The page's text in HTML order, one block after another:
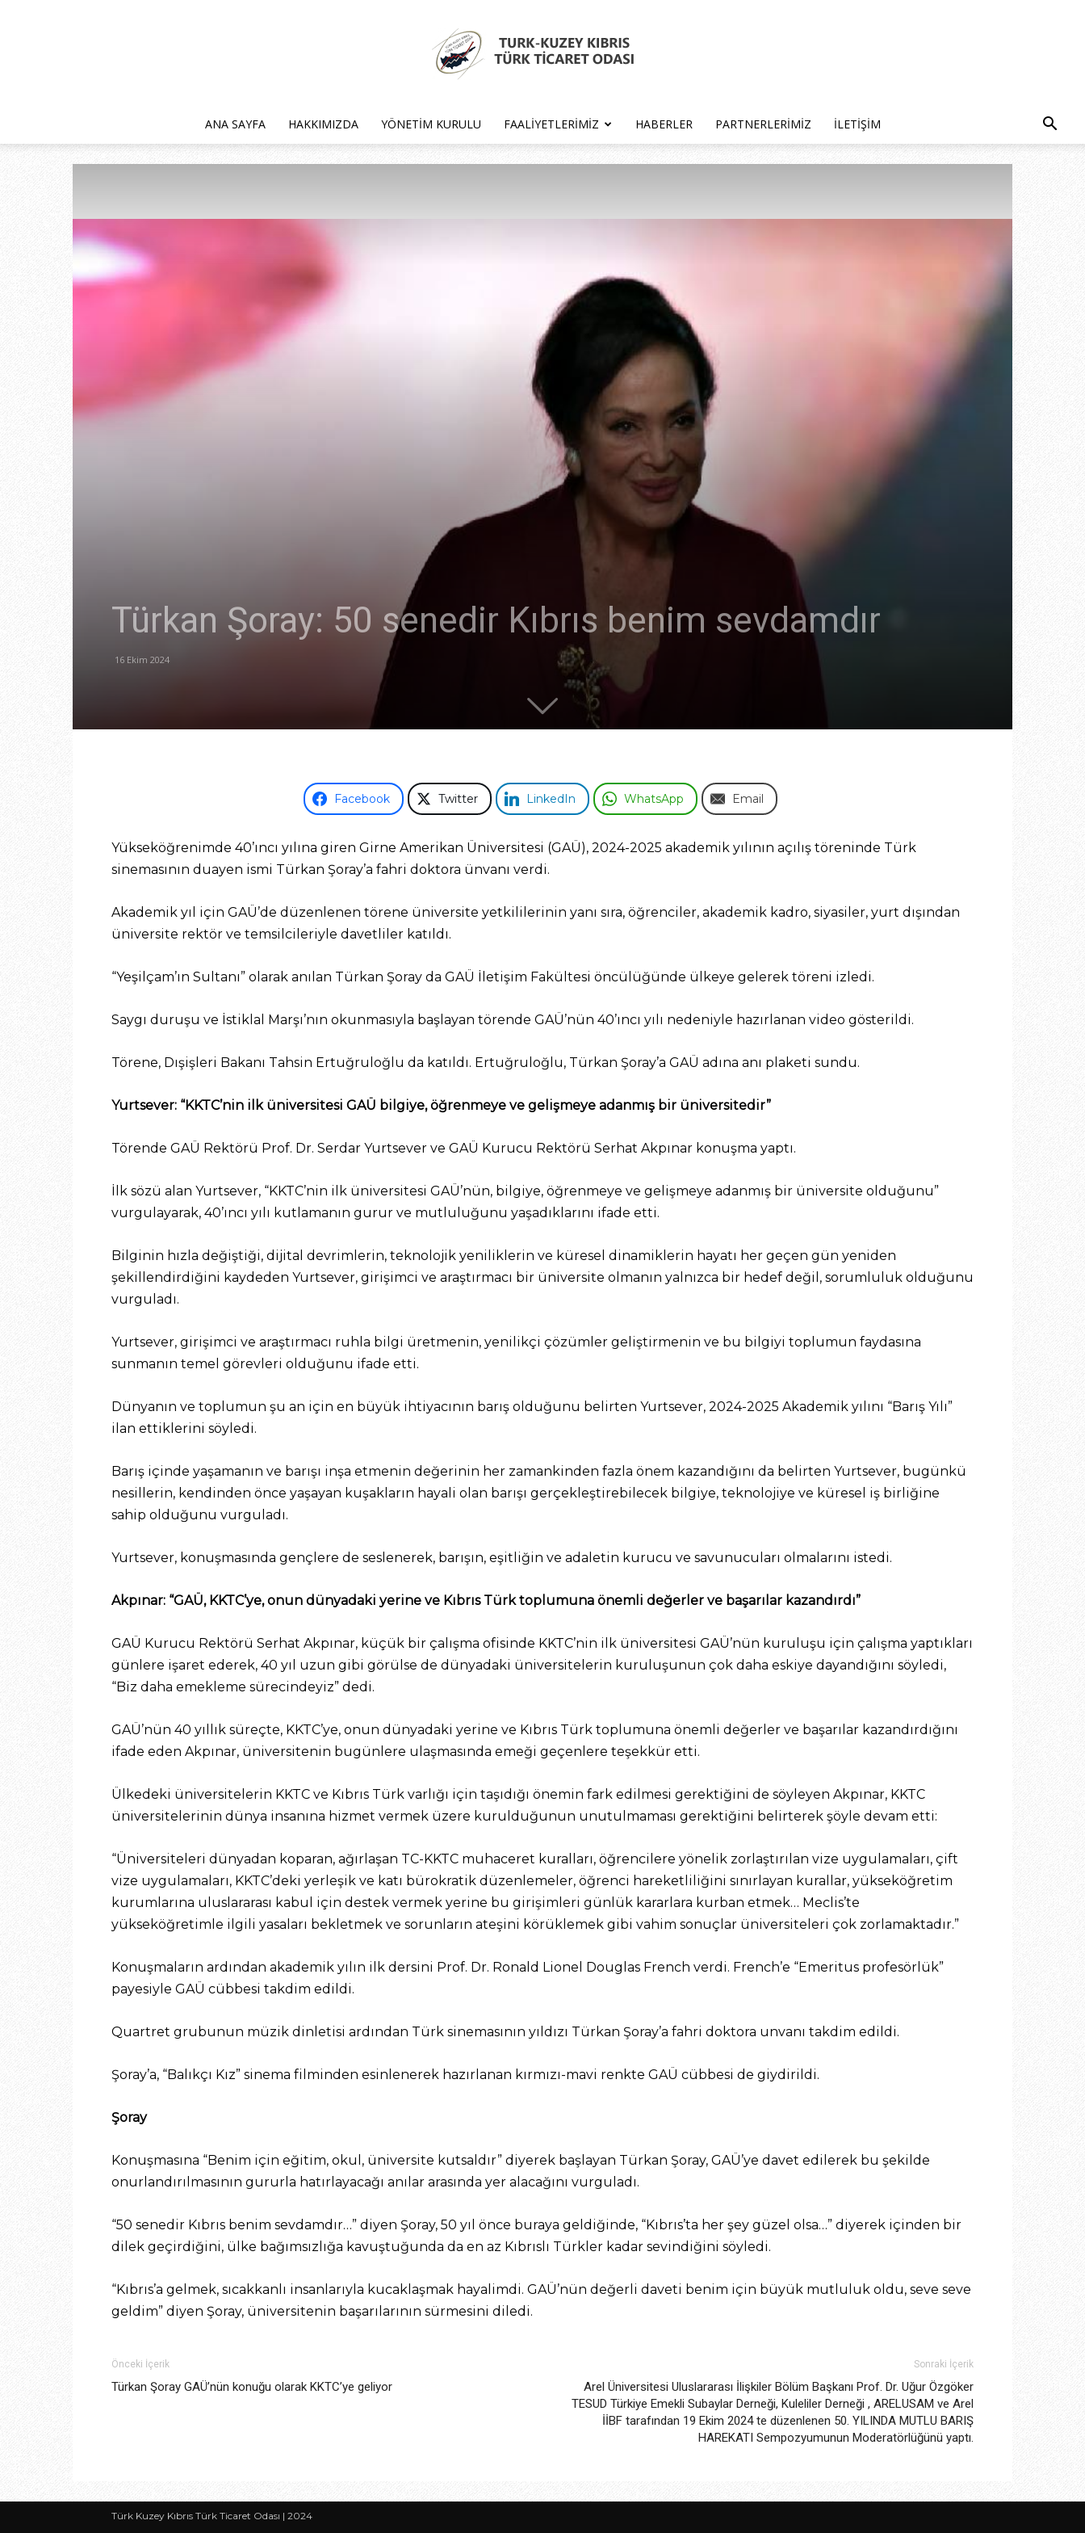
Türk
Ticaret
ANA SAYFA HAKKIMIZDA YÖNETIM KURULU FAALIYETLERIMIZ HABERLER PARTNERLERIMIZ İLETIŞIM
Türkan Şoray: 50 senedir Kıbrıs benim sevdamdır
16 Ekim 2024
Facebook Twitter LinkedIn WhatsApp Email
Yükseköğrenimde 40’ıncı yılına giren Girne Amerikan Üniversitesi (GAÜ), 2024-2025 akademik yılının açılış töreninde Türk
sinemasının duayen ismi Türkan Şoray’a fahri doktora ünvanı verdi.
Akademik yıl için GAÜ’de düzenlenen törene üniversite yetkililerinin yanı sıra, öğrenciler, akademik kadro, siyasiler, yurt dışından
üniversite rektör ve temsilcileriyle davetliler katıldı.
“Yeşilçam’ın Sultanı” olarak anılan Türkan Şoray da GAÜ İletişim Fakültesi öncülüğünde ülkeye gelerek töreni izledi.
Saygı duruşu ve İstiklal Marşı’nın okunmasıyla başlayan törende GAÜ’nün 40’ıncı yılı nedeniyle hazırlanan video gösterildi.
Törene, Dışişleri Bakanı Tahsin Ertuğruloğlu da katıldı. Ertuğruloğlu, Türkan Şoray’a GAÜ adına anı plaketi sundu.
Yurtsever: “KKTC’nin ilk üniversitesi GAÜ bilgiye, öğrenmeye ve gelişmeye adanmış bir üniversitedir”
Törende GAÜ Rektörü Prof. Dr. Serdar Yurtsever ve GAÜ Kurucu Rektörü Serhat Akpınar konuşma yaptı.
İlk sözü alan Yurtsever, “KKTC’nin ilk üniversitesi GAÜ’nün, bilgiye, öğrenmeye ve gelişmeye adanmış bir üniversite olduğunu”
vurgulayarak, 40’ıncı yılı kutlamanın gurur ve mutluluğunu yaşadıklarını ifade etti.
Bilginin hızla değiştiği, dijital devrimlerin, teknolojik yeniliklerin ve küresel dinamiklerin hayatı her geçen gün yeniden
şekillendirdiğini kaydeden Yurtsever, girişimci ve araştırmacı bir üniversite olmanın yalnızca bir hedef değil, sorumluluk olduğunu
vurguladı.
Yurtsever, girişimci ve araştırmacı ruhla bilgi üretmenin, yenilikçi çözümler geliştirmenin ve bu bilgiyi toplumun faydasına
sunmanın temel görevleri olduğunu ifade etti.
Dünyanın ve toplumun şu an için en büyük ihtiyacının barış olduğunu belirten Yurtsever, 2024-2025 Akademik yılını “Barış Yılı”
ilan ettiklerini söyledi.
Barış içinde yaşamanın ve barışı inşa etmenin değerinin her zamankinden fazla önem kazandığını da belirten Yurtsever, bugünkü
nesillerin, kendinden önce yaşayan kuşakların hayali olan barışı gerçekleştirebilecek bilgiye, teknolojiye ve küresel iş birliğine
sahip olduğunu vurguladı.
Yurtsever, konuşmasında gençlere de seslenerek, barışın, eşitliğin ve adaletin kurucu ve savunucuları olmalarını istedi.
Akpınar: “GAÜ, KKTC’ye, onun dünyadaki yerine ve Kıbrıs Türk toplumuna önemli değerler ve başarılar kazandırdı”
GAÜ Kurucu Rektörü Serhat Akpınar, küçük bir çalışma ofisinde KKTC’nin ilk üniversitesi GAÜ’nün kuruluşu için çalışma yaptıkları
günlere işaret ederek, 40 yıl uzun gibi görülse de dünyadaki üniversitelerin kuruluşunun çok daha eskiye dayandığını söyledi,
“Biz daha emekleme sürecindeyiz” dedi.
GAÜ’nün 40 yıllık süreçte, KKTC’ye, onun dünyadaki yerine ve Kıbrıs Türk toplumuna önemli değerler ve başarılar kazandırdığını
ifade eden Akpınar, üniversitenin bugünlere ulaşmasında emeği geçenlere teşekkür etti.
Ülkedeki üniversitelerin KKTC ve Kıbrıs Türk varlığı için taşıdığı önemin fark edilmesi gerektiğini de söyleyen Akpınar, KKTC
üniversitelerinin dünya insanına hizmet vermek üzere kurulduğunun unutulmaması gerektiğini belirterek şöyle devam etti:
“Üniversiteleri dünyadan koparan, ağırlaşan TC-KKTC muhaceret kuralları, öğrencilere yönelik zorlaştırılan vize uygulamaları, çift
vize uygulamaları, KKTC’deki yerleşik ve katı bürokratik düzenlemeler, öğrenci hareketliliğini sınırlayan kurallar, yükseköğretim
kurumlarına uluslararası kabul için destek vermek yerine bu girişimleri günlük kararlara kurban etmek… Meclis’te
yükseköğretimle ilgili yasaları bekletmek ve sorunların ateşini körüklemek gibi vahim sonuçlar üniversiteleri çok zorlamaktadır.”
Konuşmaların ardından akademik yılın ilk dersini Prof. Dr. Ronald Lionel Douglas French verdi. French’e “Emeritus profesörlük”
payesiyle GAÜ cübbesi takdim edildi.
Quartret grubunun müzik dinletisi ardından Türk sinemasının yıldızı Türkan Şoray’a fahri doktora unvanı takdim edildi.
Şoray’a, “Balıkçı Kız” sinema filminden esinlenerek hazırlanan kırmızı-mavi renkte GAÜ cübbesi de giydirildi.
Şoray
Konuşmasına “Benim için eğitim, okul, üniversite kutsaldır” diyerek başlayan Türkan Şoray, GAÜ’ye davet edilerek bu şekilde
onurlandırılmasının gururla hatırlayacağı anılar arasında yer alacağını vurguladı.
“50 senedir Kıbrıs benim sevdamdır…” diyen Şoray, 50 yıl önce buraya geldiğinde, “Kıbrıs’ta her şey güzel olsa…” diyerek içinden bir
dilek geçirdiğini, ülke bağımsızlığa kavuştuğunda da en az Kıbrıslı Türkler kadar sevindiğini söyledi.
“Kıbrıs’a gelmek, sıcakkanlı insanlarıyla kucaklaşmak hayalimdi. GAÜ’nün değerli daveti benim için büyük mutluluk oldu, seve seve
geldim” diyen Şoray, üniversitenin başarılarının sürmesini diledi.
Önceki İçerik
Türkan Şoray GAÜ’nün konuğu olarak KKTC’ye geliyor
Sonraki İçerik
Arel Üniversitesi Uluslararası İlişkiler Bölüm Başkanı Prof. Dr. Uğur Özgöker
TESUD Türkiye Emekli Subaylar Derneği, Kuleliler Derneği , ARELUSAM ve Arel
İİBF tarafından 19 Ekim 2024 te düzenlenen 50. YILINDA MUTLU BARIŞ
HAREKATI Sempozyumunun Moderatörlüğünü yaptı.
Türk Kuzey Kıbrıs Türk Ticaret Odası | 2024